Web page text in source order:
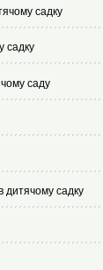
садку
садку
саду
дитячому садку